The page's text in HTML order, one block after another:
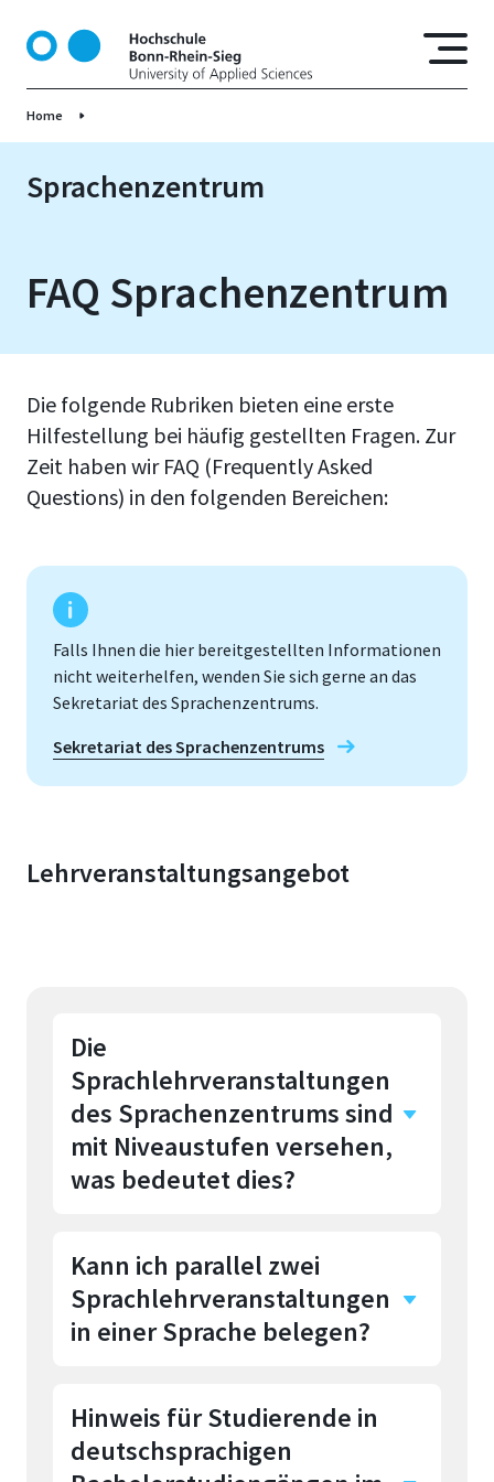
t
l
Home
Sprachenzentrum
FAQ Sprachenzentrum
Die folgende Rubriken bieten eine erste
Hilfestellung bei häufig gestellten Fragen. Zur
Zeit haben wir FAQ (Frequently Asked
Questions) in den folgenden Bereichen:
Falls Ihnen die hier bereitgestellten Informationen
nicht weiterhelfen, wenden Sie sich gerne an das
Sekretariat des Sprachenzentrums.
Sekretariat des Sprachenzentrums
Lehrveranstaltungsangebot
Die
Sprachlehrveranstaltungen
des Sprachenzentrums sind
mit Niveaustufen versehen,
was bedeutet dies?
Die angegebenen Niveaustufen
beziehen sich auf den
Gemeinsamen Europäischen
Sprachkenntnisse in den
Bereichen Lese- und
Kann ich parallel zwei
Sprachlehrveranstaltungen
in einer Sprache belegen?
Da die
Sprachlehrveranstaltungen
Hinweis für Studierende in
deutschsprachigen